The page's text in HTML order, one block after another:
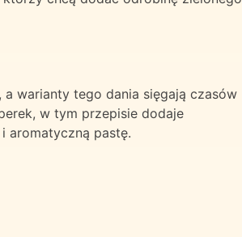
warianty tego dania sięgają czasów
w tym przepisie dodaje
aromatyczną pastę.